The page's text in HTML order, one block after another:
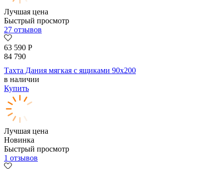
Лучшая цена
Быстрый просмотр
27 отзывов
63 590 Р
84 790
Тахта Дания мягкая с ящиками 90х200
в наличии
Купить
Лучшая цена
Новинка
Быстрый просмотр
1 отзывов